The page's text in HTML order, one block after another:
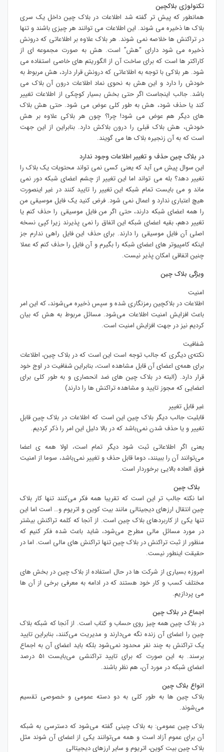
تکنولوژی بلاکچین
همانطور که پیش تر گفته شد اطلاعات در بلاک چین داخل یک سری
بلاک ها ذخیره می شوند. این اطلاعات می توانند هر چیزی باشند و تنها
در تراکنش ها خلاصه نمی شوند. هر بلاک علاوه بر اطلاعاتی که درونش
ذخیره می شود دارای “هش” است. هش به صورت مجموعه ای از
کاراکتر ها است که برای ساخت آن از الگوریتم های خاصی استفاده می
شود. هر بلاکی با توجه به اطلاعاتی که درونش قرار دارد، هش مربوط به
خودش را دارد و این هش به نحوی نماد اطلاعات درون آن بلاک می
باشد. جالب اینجاست اگر حتی بخش بسیار کوچکی از اطلاعات تغییر
کند یا حذف شود، هش به طور کلی عوض می شود. حتی هش بلاک
های دیگر هم عوض می شود! چرا؟ چون هر بلاکی علاوه بر هش
خودش، هش بلاک قبلی را درون بلاکش دارد. بنابراین از این جهت
است که به آن زنجیره بلاک ها می گویند.
در بلاک چین حذف و تغییر اطلاعات وجود ندارد
این سوال پیش می آید که یعنی کسی نمی تواند محتویات یک بلاک را
تغییر دهد؟ بله می تواند اما این تغییر از چشم اعضای شبکه دور نمی
ماند و می بایست تمام شبکه این تغییر را تایید کنند در غیر اینصورت
هیچ اعتباری ندارد و اعمال نمی شود. فرض کنید یک فایل موسیقی من
را همه اعضای شبکه دارند، حتی اگر من فایل موسیقی را حذف کنم یا
تغییر دهم، بقیه اعضای شبکه این اتفاق را نمی پذیرند زیرا کپی نسخه
اصلی آن فایل موسیقی را دارند. برای حذف این فایل راهی ندارم جز
اینکه کامپیوتر های اعضای شبکه را بگیرم و آن فایل را حذف کنم که عملا
چنین اتفاقی امکان پذیر نیست.
ویژگی بلاک چین
امنیت
اطلاعات در بلاکچین رمزنگاری شده و سپس ذخیره می‌شوند، که این امر
باعث افزایش امنیت اطلاعات می‌شود. مسائل مربوط به هش که بیان
کردیم نیز در جهت افزایش امنیت است.
شفافیت
نکته‌ی دیگری که جالب توجه است این است که در بلاک چین، اطلاعات
برای همه‌ی اعضای آن قابل مشاهده است، بنابراین شفافیت در اوج خود
قرار دارد. (البته در بلاک چین های ضد انحصاری و به طور کلی برای
اعضایی که مجوز تایید و مشاهده تراکنش ها را دارند)
غیر قابل تغییر
قابلیت جالب دیگر بلاک چین این است که اطلاعات در بلاک چین قابل
تغییر و یا حذف شدن نمی‌باشد که در بالا دلیل این امر را ذکر کردیم.
یعنی اگر اطلاعاتی ثبت شود دیگر تمام است، اولا همه ی اعضا
می‌توانند آن را ببینند، دوما قابل حذف و تغییر نمی‌باشد، سوما از امنیت
فوق العاده بالایی برخوردار است.
بلاک چین
اما نکته جالب تر این است که تقریبا همه فکر می‌کنند تنها کار بلاک
چین انتقال ارزهای دیجیتالی مانند بیت کوین و اتریوم و… است اما این
تنها یکی از کاربردهای بلاک چین است. از آنجا که کلمه تراکنش بیشتر
در مورد مسائل مالی مطرح می‌شود، شاید باعث شده فکر کنیم که
منظور از ثبت تراکنش در بلاک چین تنها تراکنش های مالی است. اما در
حقیقت اینطور نیست.
امروزه بسیاری از شرکت ها در حال استفاده از بلاک چین در بخش های
مختلف کسب و کار خود هستند که در ادامه به معرفی برخی از آن ها
می پردازیم.
اجماع در بلاک چین
در بلاک چین همه چیز روی حساب و کتاب است. از آنجا که شبکه بلاک
چین را اعضای آن زنده نگه می‌دارند و مدیریت می‌کنند، بنابراین تایید
یک تراکنش به چند نفر محدود نمی‌شود بلکه باید اعضای آن به اجماع
برسند. به این صورت که برای تایید تراکنشی می‌بایست ۵۱ درصد
اعضای شبکه در مورد آن، هم نظر باشند.
انواع بلاک چین
بلاک چین ها به طور کلی به دو دسته عمومی و خصوصی تقسیم
می‌شوند.
بلاک چین عمومی: به بلاک چینی گفته می‌شود که دسترسی به شبکه
آن برای عموم آزاد است و همه می‌توانند یکی از اعضای آن شوند مثل
بلاک چین بیت کوین، اتریوم و سایر ارزهای دیجیتالی